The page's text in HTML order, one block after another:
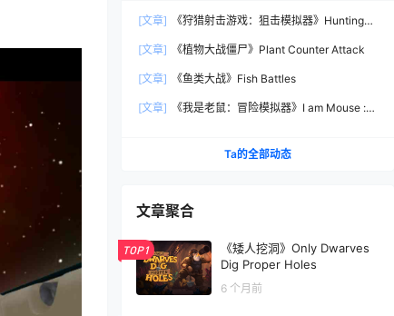
[文章]
《狩猎射击游戏：狙击模拟器》Hunting
[文章]
《植物大战僵尸》Plant Counter Attack
[文章] 《鱼类大战》Fish Battles
[文章]
《我是老鼠：冒险模拟器》I am Mouse :
Ta的全部动态
文章聚合
TOP1
《矮人挖洞》Only Dwarves
Dig Proper Holes
6 个月前